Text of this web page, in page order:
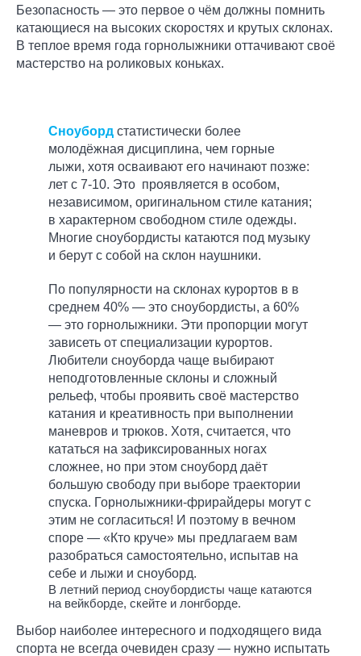
Безопасность — это первое о чём должны помнить
катающиеся на высоких скоростях и крутых склонах.
В теплое время года горнолыжники оттачивают своё
мастерство на роликовых коньках.
Сноуборд статистически более
молодёжная дисциплина, чем горные
лыжи, хотя осваивают его начинают позже:
лет с 7-10. Это проявляется в особом,
независимом, оригинальном стиле катания;
в характерном свободном стиле одежды.
Многие сноубордисты катаются под музыку
и берут с собой на склон наушники.
По популярности на склонах курортов в в
среднем 40% — это сноубордисты, а 60%
— это горнолыжники. Эти пропорции могут
зависеть от специализации курортов.
Любители сноуборда чаще выбирают
неподготовленные склоны и сложный
рельеф, чтобы проявить своё мастерство
катания и креативность при выполнении
маневров и трюков. Хотя, считается, что
кататься на зафиксированных ногах
сложнее, но при этом сноуборд даёт
большую свободу при выборе траектории
спуска. Горнолыжники-фрирайдеры могут с
этим не согласиться! И поэтому в вечном
споре — «Кто круче» мы предлагаем вам
разобраться самостоятельно, испытав на
себе и лыжи и сноуборд.
В летний период сноубордисты чаще катаются
на вейкборде, скейте и лонгборде.
Выбор наиболее интересного и подходящего вида
спорта не всегда очевиден сразу — нужно испытать